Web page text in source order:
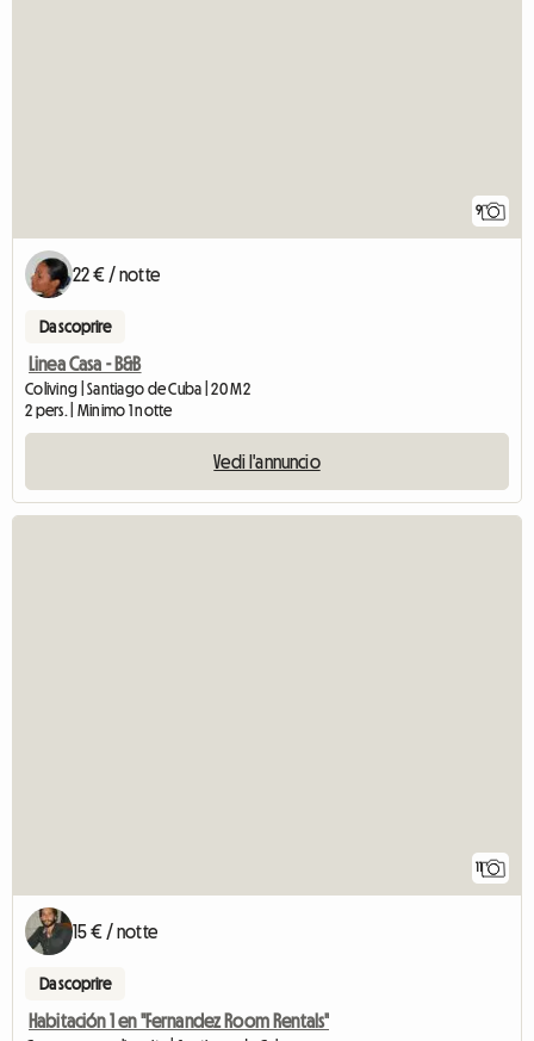
9
22 € / notte
Da scoprire
Linea Casa - B&B
Coliving | Santiago de Cuba | 20 M2
2 pers. | Minimo 1 notte
Vedi l'annuncio
11
15 € / notte
Da scoprire
Habitación 1 en "Fernandez Room Rentals"